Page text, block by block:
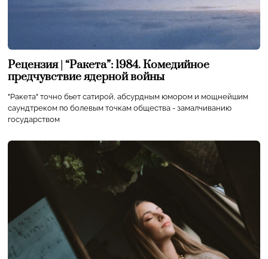
Рецензия | “Ракета”: 1984. Комедийное
предчувствие ядерной войны
"Ракета" точно бьет сатирой, абсурдным юмором и мощнейшим
саундтреком по болевым точкам общества - замалчиванию
государством